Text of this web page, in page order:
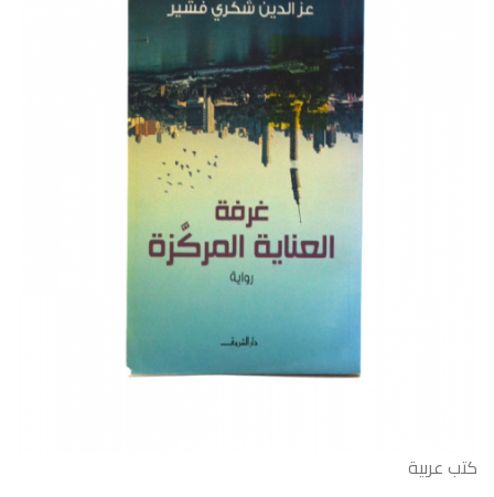
كتب عربية